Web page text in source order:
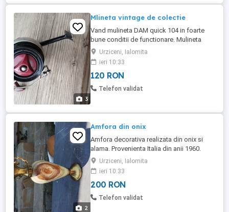
3
Mlineta vintage de colectie
Vand mulineta DAM quick 104 in foarte
bune conditii de functionare. Mulineta
este ca noua.
Urziceni, Ialomita
ieri 10:33
120 RON
Telefon validat
2
Amfora din onix
Amfora decorativa realizata din onix si
alama. Provenienta Italia din anii 1960.
Greutate 1,5 kg ,inaltime 26 cm.
Urziceni, Ialomita
ieri 10:33
200 RON
Telefon validat